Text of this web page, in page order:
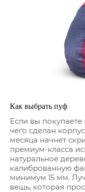
Как выбрать пуф
Если вы покупаете
чего сделан
месяца начнет
премиум-класса
натуральное
калиброванную
минимум 15 мм.
вещь, которая